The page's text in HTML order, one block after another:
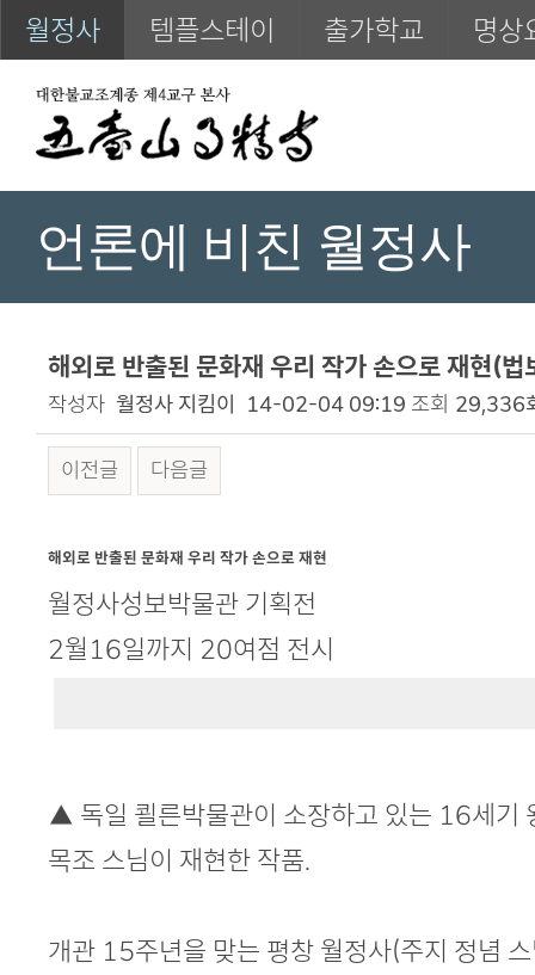
월정사 템플스테이 출가학교 명상
언론에 비친 월정사
해외로 반출된 문화재 우리 작가 손으로 재현(
작성자 월정사 지킴이 14-02-04 09:19 조회 29,336
이전글 다음글
해외로 반출된 문화재 우리 작가 손으로 재현
월정사성보박물관 기획전
2월16일까지 20여점 전시
▲ 독일 쾰른박물관이 소장하고 있는 16세기
목조 스님이 재현한 작품.
개관 15주년을 맞는 평창 월정사(주지 정념